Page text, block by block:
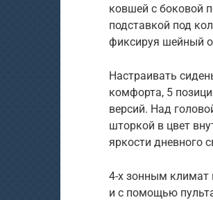
ковшей с боковой
подставкой под
фиксируя шейный
Настраивать
комфорта, 5
версий. Над
шторкой в цвет
яркости дневного
4-х зонным климат
и с помощью